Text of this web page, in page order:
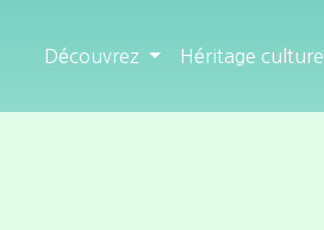
Découvrez Héritage culturel